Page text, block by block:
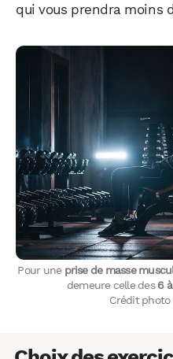
qui vous prendra moins
Pour une prise de masse
demeure celle des6
Crédit photo